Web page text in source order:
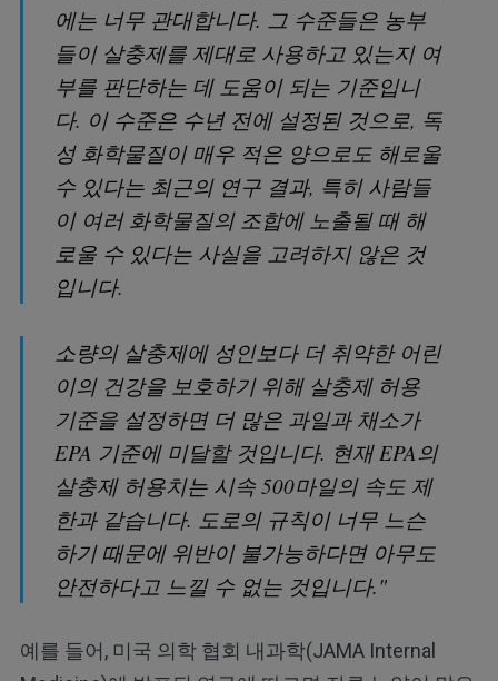
에는 너무 관대합니다. 그 수준들은 농부
들이 살충제를 제대로 사용하고 있는지 여
부를 판단하는 데 도움이 되는 기준입니
다. 이 수준은 수년 전에 설정된 것으로, 독
성 화학물질이 매우 적은 양으로도 해로울
수 있다는 최근의 연구 결과, 특히 사람들
이 여러 화학물질의 조합에 노출될 때 해
로울 수 있다는 사실을 고려하지 않은 것
입니다.
소량의 살충제에 성인보다 더 취약한 어린
이의 건강을 보호하기 위해 살충제 허용
기준을 설정하면 더 많은 과일과 채소가
EPA 기준에 미달할 것입니다. 현재 EPA의
살충제 허용치는 시속 500마일의 속도 제
한과 같습니다. 도로의 규칙이 너무 느슨
하기 때문에 위반이 불가능하다면 아무도
안전하다고 느낄 수 없는 것입니다."
예를 들어, 미국 의학 협회 내과학(JAMA Internal